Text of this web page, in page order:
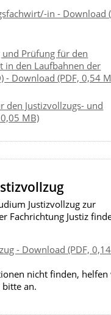
in - Download
Prüfung für den
in den Laufbahnen der
- Download (PDF, 0,54
Justizvollzugs- und
MB)
Justizvollzug zur
Fachrichtung Justiz
- Download (PDF,
nicht finden,
bitte an.